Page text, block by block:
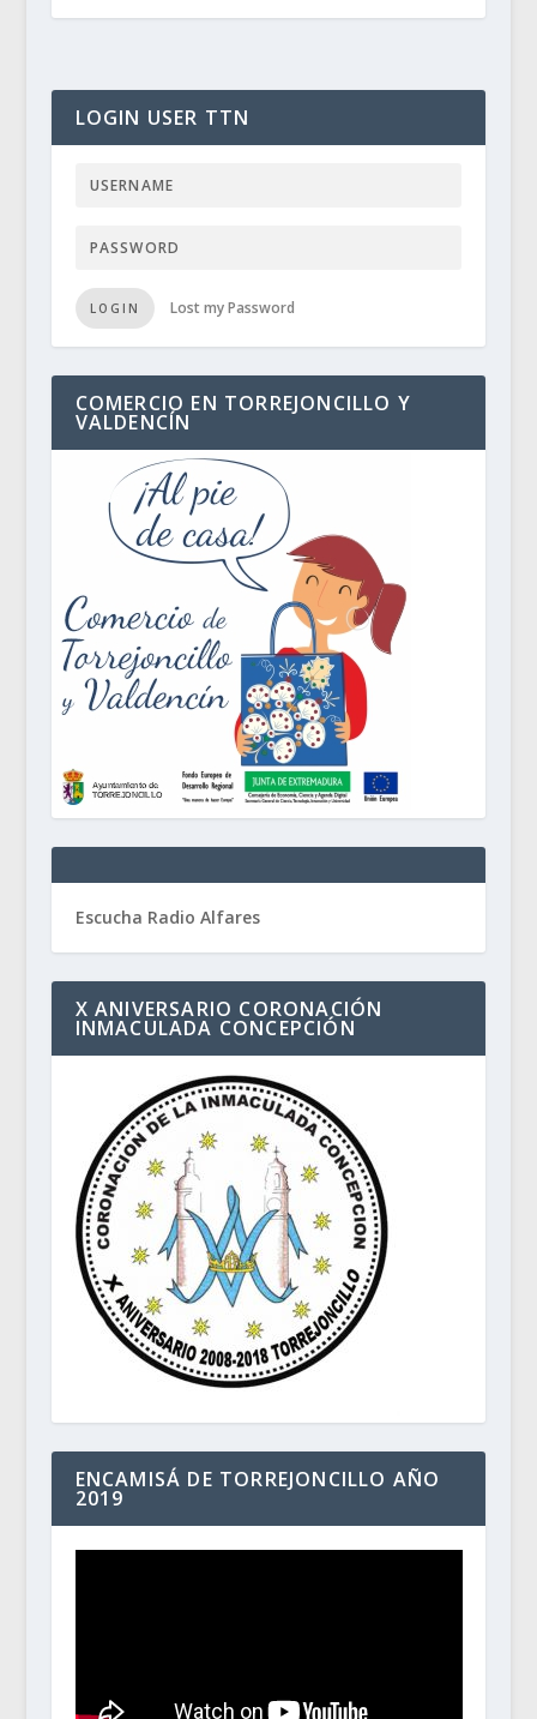
LOGIN USER TTN
LOGIN Lost my Password
COMERCIO EN TORREJONCILLO Y
VALDENCÍN
Escucha Radio Alfares
X ANIVERSARIO CORONACIÓN
INMACULADA CONCEPCIÓN
ENCAMISÁ DE TORREJONCILLO AÑO
2019